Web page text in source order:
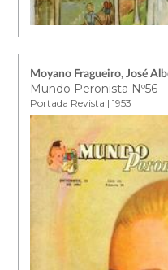
Moyano Fragueiro, José
Mundo Peronista Nº56
Portada Revista | 1953